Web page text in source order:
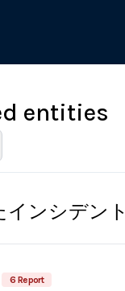
entities
インシデント
6 Report